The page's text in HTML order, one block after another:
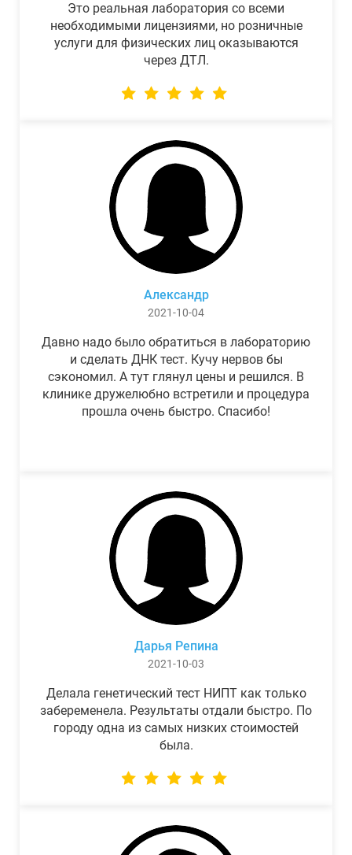
Это реальная лаборатория со всеми
необходимыми лицензиями, но розничные
услуги для физических лиц оказываются
через ДТЛ.
Александр
2021-10-04
Давно надо было обратиться в лабораторию
и сделать ДНК тест. Кучу нервов бы
сэкономил. А тут глянул цены и решился. В
клинике дружелюбно встретили и процедура
прошла очень быстро. Спасибо!
Дарья Репина
2021-10-03
Делала генетический тест НИПТ как только
забеременела. Результаты отдали быстро. По
городу одна из самых низких стоимостей
была.